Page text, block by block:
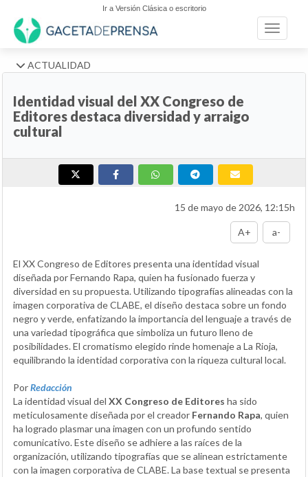
Ir a Versión Clásica o escritorio
Toggle
ACTUALIDAD
Identidad visual del XX Congreso de
Editores destaca diversidad y arraigo
cultural
15 de mayo de 2026, 12:15h
A+ a-
El XX Congreso de Editores presenta una identidad visual
diseñada por Fernando Rapa, quien ha fusionado fuerza y
diversidad en su propuesta. Utilizando tipografías alineadas con la
imagen corporativa de CLABE, el diseño destaca sobre un fondo
negro y verde, enfatizando la importancia del lenguaje a través de
una variedad tipográfica que simboliza un futuro lleno de
posibilidades. El cromatismo elegido rinde homenaje a La Rioja,
equilibrando la identidad corporativa con la riqueza cultural local.
PorRedacción
La identidad visual del XX Congreso de Editores ha sido
meticulosamente diseñada por el creador Fernando Rapa, quien
ha logrado plasmar una imagen con un profundo sentido
comunicativo. Este diseño se adhiere a las raíces de la
organización, utilizando tipografías que se alinean estrictamente
con la imagen corporativa de CLABE. La base textual se presenta